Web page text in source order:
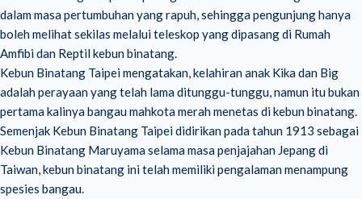
dalam masa pertumbuhan yang rapuh, sehingga pengunjung hanya
boleh melihat sekilas melalui teleskop yang dipasang di Rumah
Amfibi dan Reptil kebun binatang.
Kebun Binatang Taipei mengatakan, kelahiran anak Kika dan Big
adalah perayaan yang telah lama ditunggu-tunggu, namun itu bukan
pertama kalinya bangau mahkota merah menetas di kebun binatang.
Semenjak Kebun Binatang Taipei didirikan pada tahun 1913 sebagai
Kebun Binatang Maruyama selama masa penjajahan Jepang di
Taiwan, kebun binatang ini telah memiliki pengalaman menampung
spesies bangau.